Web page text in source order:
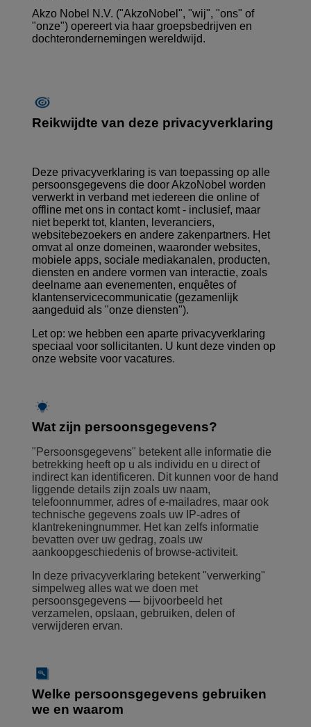
Akzo Nobel N.V. ("AkzoNobel", "wij", "ons" of
"onze") opereert via haar groepsbedrijven en
dochterondernemingen wereldwijd.
Reikwijdte van deze privacyverklaring
Deze privacyverklaring is van toepassing op alle
persoonsgegevens die door AkzoNobel worden
verwerkt in verband met iedereen die online of
offline met ons in contact komt - inclusief, maar
niet beperkt tot, klanten, leveranciers,
websitebezoekers en andere zakenpartners. Het
omvat al onze domeinen, waaronder websites,
mobiele apps, sociale mediakanalen, producten,
diensten en andere vormen van interactie, zoals
deelname aan evenementen, enquêtes of
klantenservicecommunicatie (gezamenlijk
aangeduid als "onze diensten").
Let op: we hebben een aparte privacyverklaring
speciaal voor sollicitanten. U kunt deze vinden op
onze website voor vacatures.
Wat zijn persoonsgegevens?
"Persoonsgegevens" betekent alle informatie die
betrekking heeft op u als individu en u direct of
indirect kan identificeren. Dit kunnen voor de hand
liggende details zijn zoals uw naam,
telefoonnummer, adres of e-mailadres, maar ook
technische gegevens zoals uw IP-adres of
klantrekeningnummer. Het kan zelfs informatie
bevatten over uw gedrag, zoals uw
aankoopgeschiedenis of browse-activiteit.
In deze privacyverklaring betekent "verwerking"
simpelweg alles wat we doen met
persoonsgegevens — bijvoorbeeld het
verzamelen, opslaan, gebruiken, delen of
verwijderen ervan.
Welke persoonsgegevens gebruiken
we en waarom